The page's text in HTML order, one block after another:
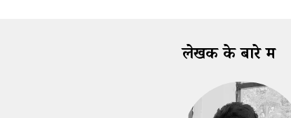
लेखक के बारे में